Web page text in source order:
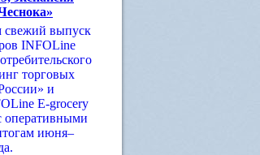
свежий выпуск
INFOLine
торговых
и
E-grocery
оперативными
июня–